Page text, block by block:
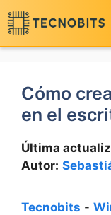
Saltar
al
contenido
Cómo
en el
Última
Autor:
Tecnobits -